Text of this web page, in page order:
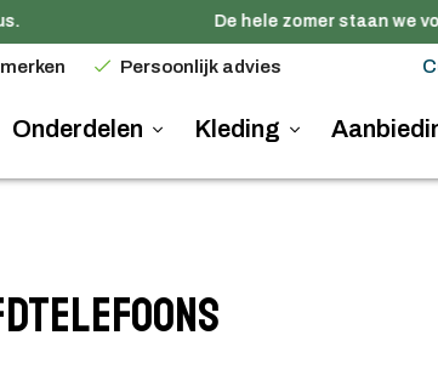
De hele zomer staan we
Persoonlijk advies
Onderdelen Kleding